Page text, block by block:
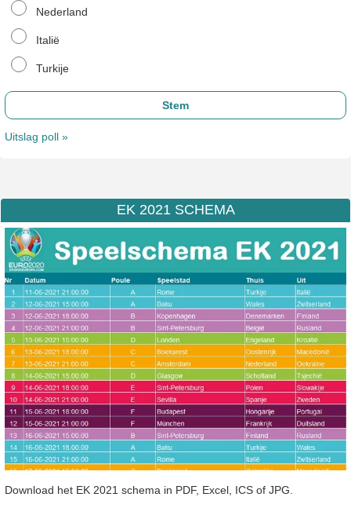
Nederland
Italië
Turkije
Uitslag poll »
EK 2021 SCHEMA
Download het EK 2021 schema in PDF, Excel, ICS of JPG.